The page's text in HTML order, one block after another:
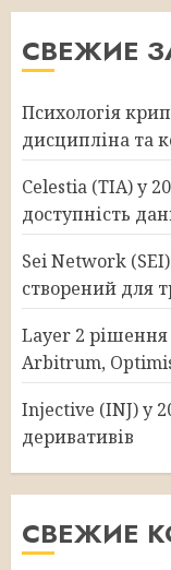
СВЕЖИЕ
Психологія
дисципліна та
Celestia (TIA) у
доступність
Sei Network
створений для
Layer 2 рішення
Arbitrum,
Injective (INJ) у
деривативів
СВЕЖИЕ